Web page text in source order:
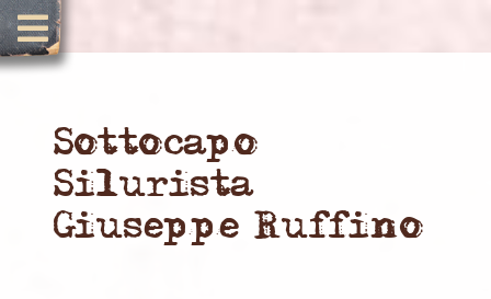
Sottocapo
Silurista
Giuseppe Ruffino